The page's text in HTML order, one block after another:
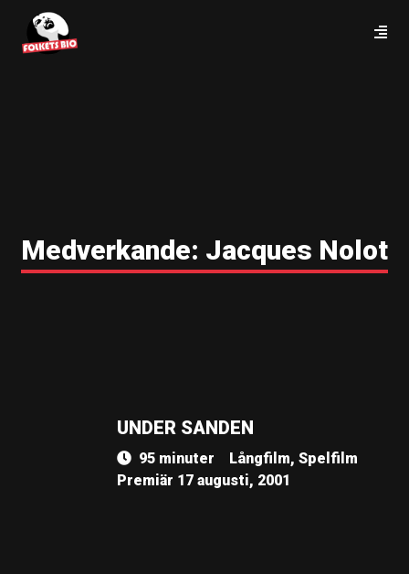
Medverkande: Jacques Nolot
UNDER SANDEN
95 minuter
Långfilm, Spelfilm
Premiär 17 augusti, 2001